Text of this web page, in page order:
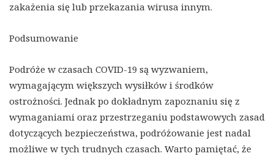
zakażenia się lub przekazania wirusa innym.
Podsumowanie
Podróże w czasach COVID-19 są wyzwaniem,
wymagającym większych wysiłków i środków
ostrożności. Jednak po dokładnym zapoznaniu się z
wymaganiami oraz przestrzeganiu podstawowych zasad
dotyczących bezpieczeństwa, podróżowanie jest nadal
możliwe w tych trudnych czasach. Warto pamiętać, że